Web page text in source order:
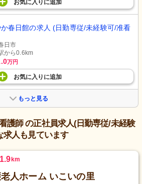
お気に入り に追加
春日館の求人 (日勤専従/未経験可/准看
日市
から0.6km
万円
お気に入り に追加
もっと見る
護師 の正社員求人(日勤専従/未経験
求人も見ています
1.9km
人ホーム いこいの里